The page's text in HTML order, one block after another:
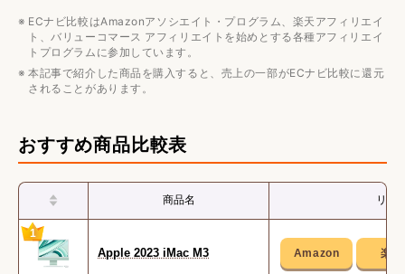
ECナビ比較はAmazonアソシエイト・プログラム、楽天アフィリエイ
ト、バリューコマース アフィリエイトを始めとする各種アフィリエイ
トプログラムに参加しています。
本記事で紹介した商品を購入すると、売上の一部がECナビ比較に還元
されることがあります。
おすすめ商品比較表
商品名 リン
1
Apple 2023 iMac M3